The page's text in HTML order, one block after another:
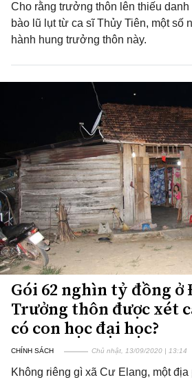
Cho rằng trưởng thôn lên thiếu danh
bào lũ lụt từ ca sĩ Thủy Tiên, một số
hành hung trưởng thôn này.
Gói 62 nghìn tỷ đồng ở
Trưởng thôn được xét
có con học đại học?
CHÍNH SÁCH Chủ nhật, 13/09/2020 | 13:14
Không riêng gì xã Cư Elang, một